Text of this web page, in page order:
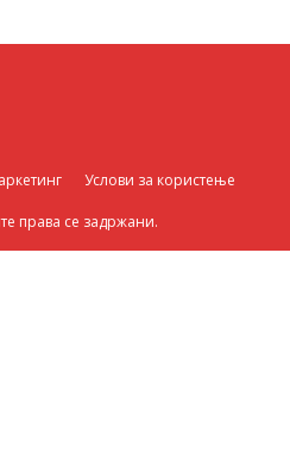
Услови за користење
права се задржани.